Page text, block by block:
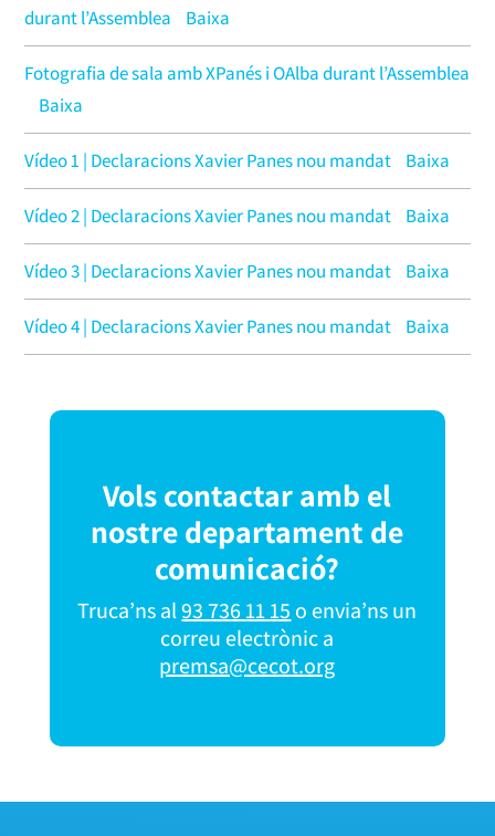
durant l’Assemblea
Baixa
Fotografia de sala amb XPanés i OAlba durant l’Assemblea
Baixa
Vídeo 1 | Declaracions Xavier Panes nou mandat Baixa
Vídeo 2 | Declaracions Xavier Panes nou mandat Baixa
Vídeo 3 | Declaracions Xavier Panes nou mandat Baixa
Vídeo 4 | Declaracions Xavier Panes nou mandat Baixa
Vols contactar amb el
nostre departament de
comunicació?
Truca’ns al93 736 11 15 o envia’ns un
correu electrònic a
premsa@cecot.org